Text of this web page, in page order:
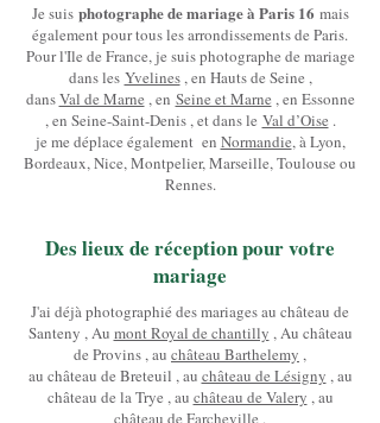
Je suis photographe de mariage à Paris 16 mais
également pour tous les arrondissements de Paris.
Pour l'Ile de France, je suis photographe de mariage
dans les Yvelines, en Hauts de Seine ,
dansVal de Marne , en Seine et Marne , en Essonne
, en Seine-Saint-Denis , et dans le Val d’Oise .
je me déplace également en Normandie, à Lyon,
Bordeaux, Nice, Montpelier, Marseille, Toulouse ou
Rennes.
Des lieux de réception pour votre
mariage
J'ai déjà photographié des mariages au château de
Santeny , Au mont Royal de chantilly , Au château
de Provins , au château Barthelemy ,
au château de Breteuil , au château de Lésigny , au
château de la Trye , au château de Valery , au
château de Farcheville ,